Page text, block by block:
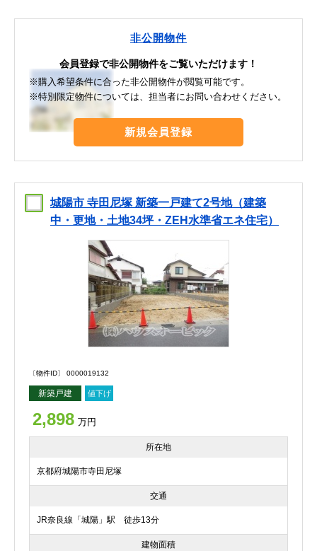
非公開物件
会員登録で非公開物件をご覧いただけます！
※購入希望条件に合った非公開物件が閲覧可能です。
※特別限定物件については、担当者にお問い合わせください。
新規会員登録
城陽市 寺田尼塚 新築一戸建て2号地（建築
中・更地・土地34坪・ZEH水準省エネ住宅）
〔物件ID〕 0000019132
新築戸建 値下げ
2,898 万円
所在地
京都府城陽市寺田尼塚
交通
JR奈良線「城陽」駅 徒歩13分
建物面積